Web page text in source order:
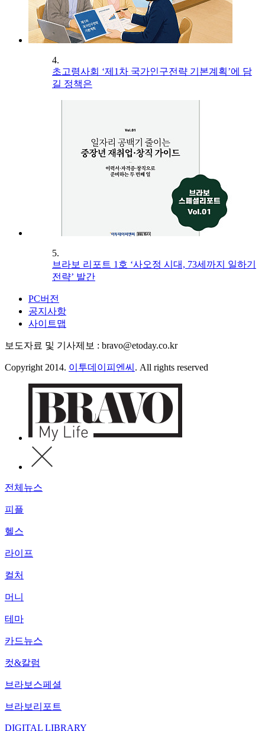
4.
초고령사회 ‘제1차 국가인구전략 기본계획’에 담
길 정책은
5.
브라보 리포트 1호 ‘사오정 시대, 73세까지 일하기
전략’ 발간
PC버전
공지사항
사이트맵
보도자료 및 기사제보 : bravo@etoday.co.kr
Copyright 2014. 이투데이피엔씨 . All rights reserved
전체뉴스
피플
헬스
라이프
컬처
머니
테마
카드뉴스
컷&칼럼
브라보스페셜
브라보리포트
DIGITAL LIBRARY